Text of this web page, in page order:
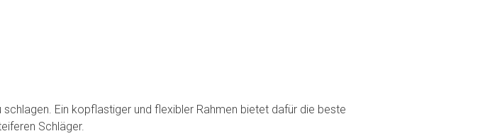
Ein kopflastiger und flexibler Rahmen bietet dafür die beste
Schläger.